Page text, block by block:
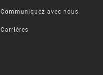
Communiquez avec nous
Carrières